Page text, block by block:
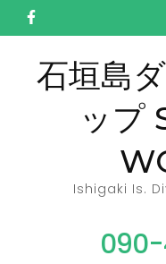
ン
石垣島
ップ
Ishigaki Is.